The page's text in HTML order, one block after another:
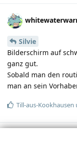
Silvie
Bilderschirm auf
ganz gut.
Sobald man den
man an sein
Till-aus-Kookhausen